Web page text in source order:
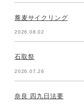
蕎麦サイクリング
2026.08.02
石取祭
2026.07.26
奈良 四九日法要